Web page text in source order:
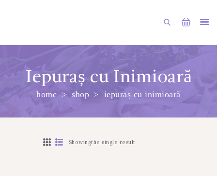
Iepuraș cu Inimioară
home shop iepuraș cu inimioară
PRINCIPALA
DESPRE NOI
Showingthe single result